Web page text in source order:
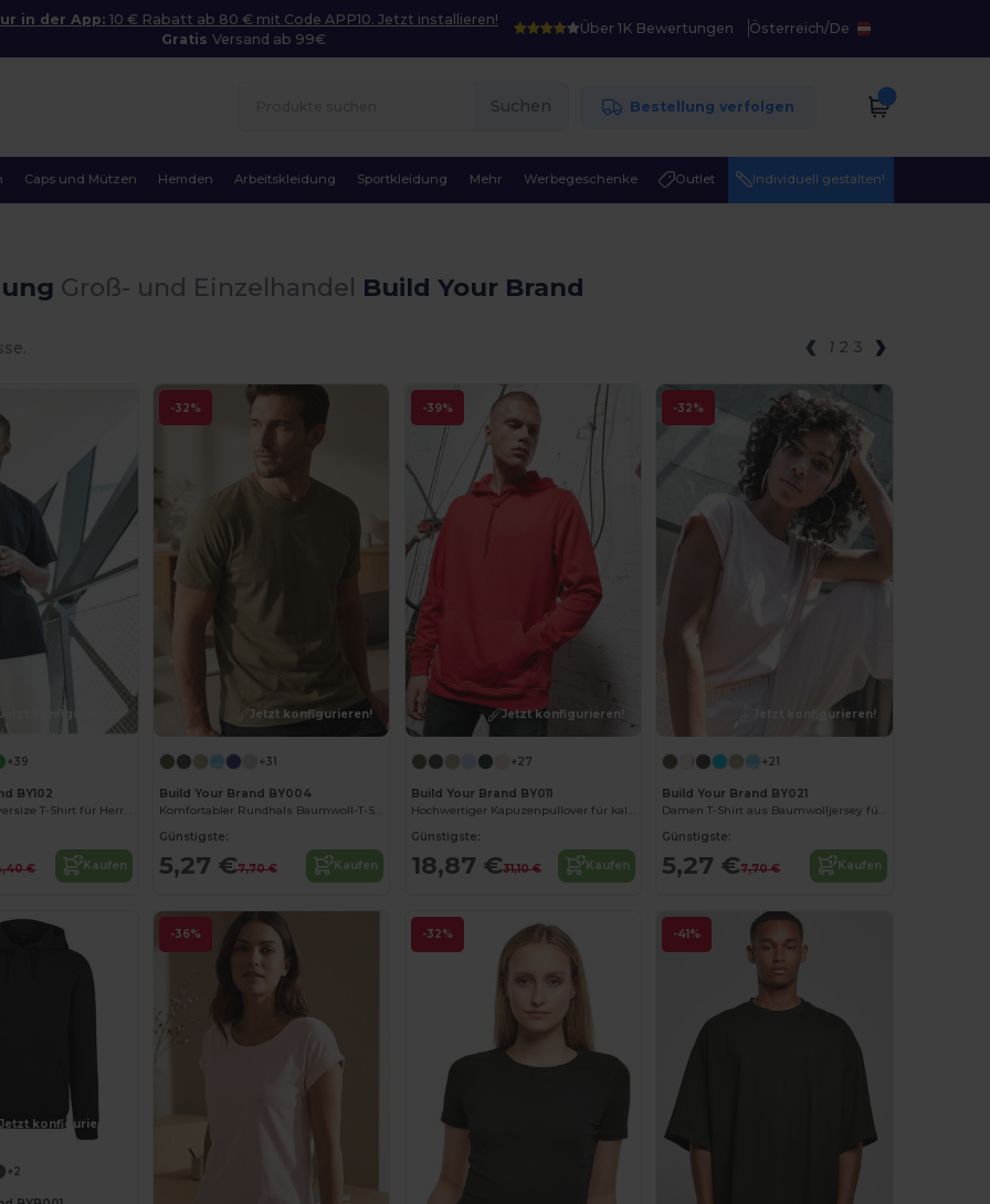
in der App: 10 € Rabatt ab 80 € mit Code APP10. Jetzt installieren!
Gratis Versand ab 99€
Über 1K Bewertungen Österreich/De
Suchen Bestellung verfolgen
Caps und Mützen Hemden Arbeitskleidung Sportkleidung Mehr Werbegeschenke Outlet Individuell gestalten!
Groß- und Einzelhandel Build Your Brand
1 2 3
konfigurieren!
+39
BY102
Komfortables Oversize T-Shirt für Herren
€ Kaufen
-32%
Jetzt konfigurieren!
+31
Build Your Brand BY004
Komfortabler Rundhals Baumwoll-T-Shirt für Herren
Günstigste:
5,27 €7,70 € Kaufen
-39%
Jetzt konfigurieren!
+27
Build Your Brand BY011
Hochwertiger Kapuzenpullover für kalte Tage
Günstigste:
18,87 €31,10 € Kaufen
-32%
Jetzt konfigurieren!
+21
Build Your Brand BY021
Damen T-Shirt aus Baumwolljersey für Sommer
Günstigste:
5,27 €7,70 € Kaufen
konfigurieren!
+2
-36% -32% -41%